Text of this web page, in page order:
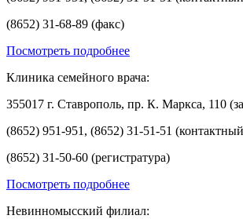
(8652) 31-68-89 (факс)
Посмотреть подробнее
Клиника семейного врача:
355017 г. Ставрополь, пр. К. Маркса, 110
(8652) 951-951, (8652) 31-51-51
(8652) 31-50-60 (регистратура)
Посмотреть подробнее
Невинномысский филиал: